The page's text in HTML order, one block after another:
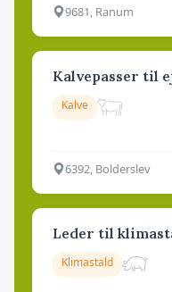
9681, Ranum
Kalvepasser til
Kalve
6392, Bolderslev
Leder til
Klimastald